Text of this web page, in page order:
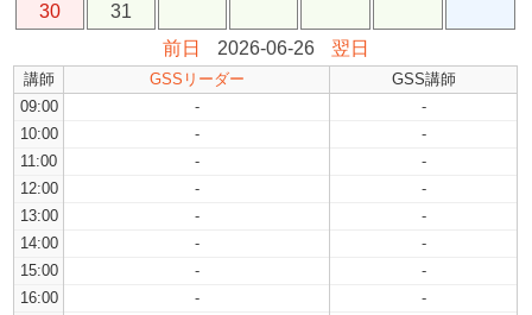
30
31
前日
2026-06-26 翌日
講師 GSSリーダー
GSS講師
09:00
-
-
10:00
-
-
11:00
-
-
12:00
-
-
13:00
-
-
14:00
-
-
15:00
-
-
16:00
-
-